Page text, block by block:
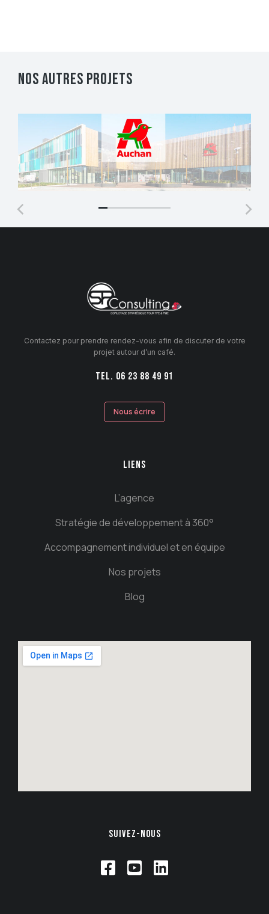
Nos autres projets
Contactez pour prendre rendez-vous afin de discuter de votre
projet autour d’un café.
TEL. 06 23 88 49 91
Nous écrire
LIENS
L’agence
Stratégie de développement à 360°
Accompagnement individuel et en équipe
Nos projets
Blog
SUIVEZ-NOUS